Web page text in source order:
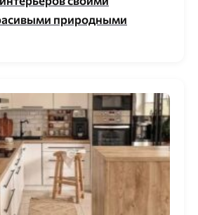
природными